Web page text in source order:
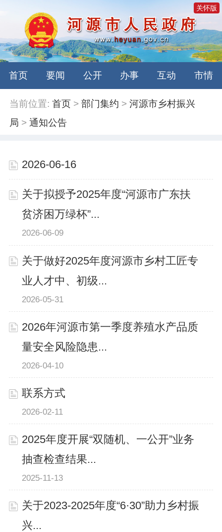
关怀版
首页 要闻 公开 办事 互动 市情
当前位置: 首页 >部门集约 >河源市乡村振兴
局 >通知公告
2026-06-16
关于拟授予2025年度“河源市广东扶
贫济困万绿杯”...
2026-06-09
关于做好2025年度河源市乡村工匠专
业人才中、初级...
2026-05-31
2026年河源市第一季度养殖水产品质
量安全风险隐患...
2026-04-10
联系方式
2026-02-11
2025年度开展“双随机、一公开”业务
抽查检查结果...
2025-11-13
关于2023-2025年度“6·30”助力乡村振
兴...